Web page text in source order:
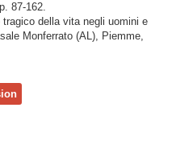
87-162.
della vita negli uomini e
Monferrato (AL), Piemme,